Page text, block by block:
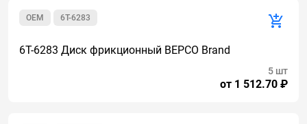
6T-6283
OEM
6T-6283 Диск фрикционный BEPCO Brand
от 1 512.70 ₽
5 шт